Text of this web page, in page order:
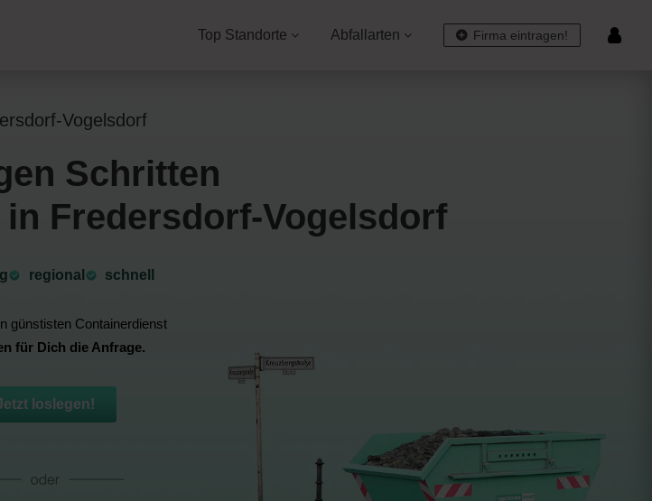
Firma eintragen!
Top Standorte Abfallarten
Vogelsdorf
Schritten
Fredersdorf-Vogelsdorf
⁠regional schnell
günstisten Containerdienst
für Dich die Anfrage.
loslegen!